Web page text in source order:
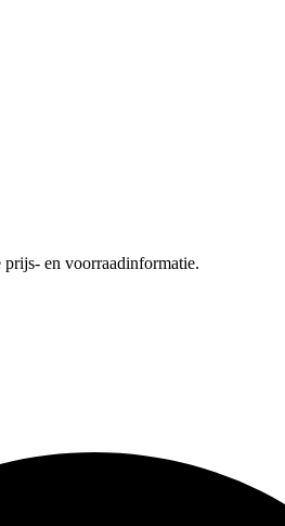
en voorraadinformatie.